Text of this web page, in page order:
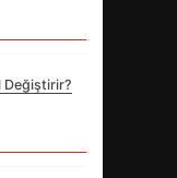
Değiştirir?